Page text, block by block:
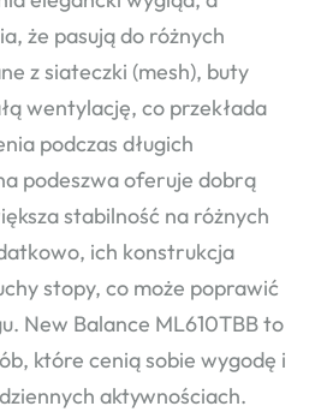
że pasują do różnych
z siateczki (mesh), buty
wentylację, co przekłada
podczas długich
podeszwa oferuje dobrą
stabilność na różnych
ich konstrukcja
stopy, co może poprawić
New Balance ML610TBB to
które cenią sobie wygodę i
aktywnościach.